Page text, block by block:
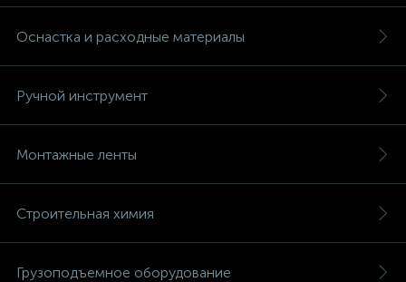
Оснастка и расходные материалы
Ручной инструмент
Монтажные ленты
Строительная химия
Грузоподъемное оборудование